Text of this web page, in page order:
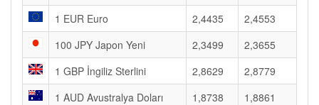
1 EUR Euro
2,4435
2,4553
100 JPY Japon Yeni
2,3499
2,3655
1 GBP İngiliz Sterlini
2,8629
2,8779
1 AUD Avustralya Doları
1,8738
1,8861